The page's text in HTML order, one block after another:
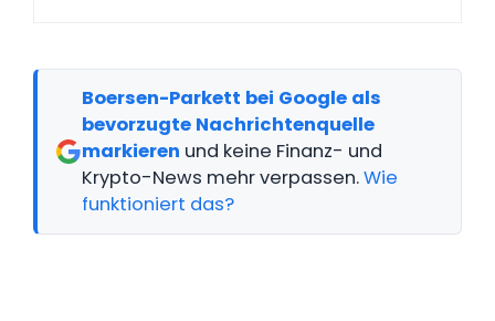
Boersen-Parkett bei Google als
bevorzugte Nachrichtenquelle
markieren und keine Finanz- und
Krypto-News mehr verpassen.Wie
funktioniert das?